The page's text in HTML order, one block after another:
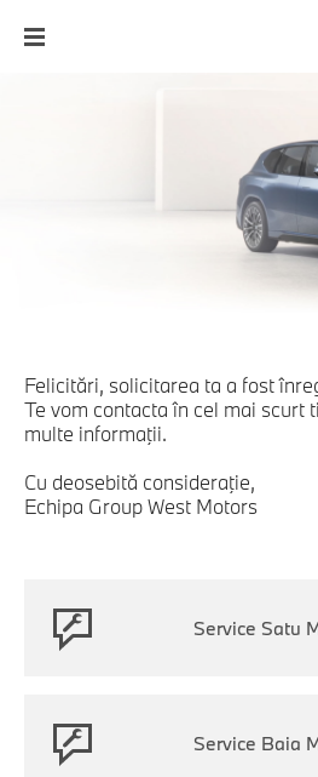
Felicitări, solicitarea ta a fost
Te vom contacta în cel mai scurt
multe informaţii.
Cu deosebită consideraţie,
Echipa Group West Motors
Service Satu
Service Baia